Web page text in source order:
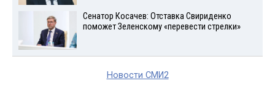
Сенатор Косачев: Отставка Свириденко
поможет Зеленскому «перевести стрелки»
Новости СМИ2